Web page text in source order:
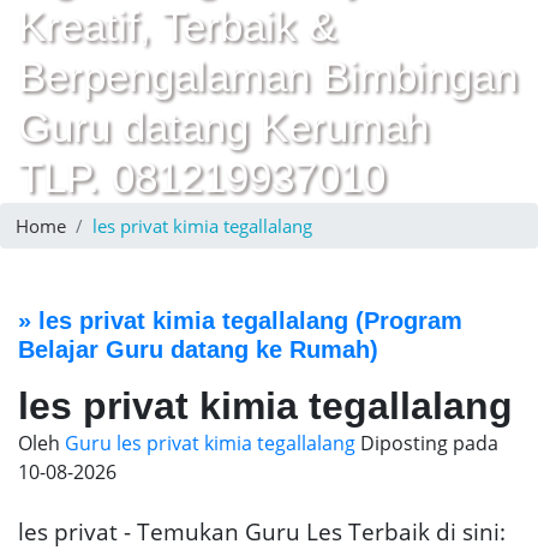
Kreatif, Terbaik &
Berpengalaman Bimbingan
Guru datang Kerumah
TLP. 081219937010
Home les privat kimia tegallalang
» les privat kimia tegallalang (Program
Belajar Guru datang ke Rumah)
les privat kimia tegallalang
Oleh Guru les privat kimia tegallalang Diposting pada
10-08-2026
les privat - Temukan Guru Les Terbaik di sini: